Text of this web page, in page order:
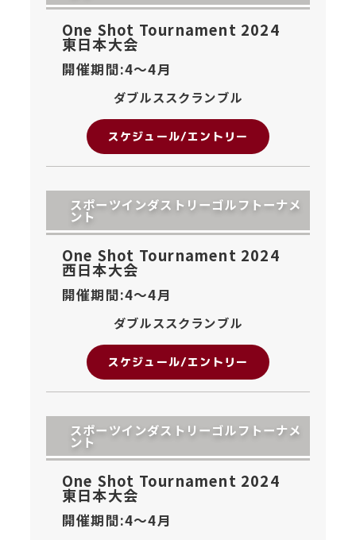
One Shot Tournament 2024
東日本大会
開催期間:4〜4月
ダブルススクランブル
スケジュール/エントリー
スポーツインダストリーゴルフトーナメ
ント
One Shot Tournament 2024
西日本大会
開催期間:4〜4月
ダブルススクランブル
スケジュール/エントリー
スポーツインダストリーゴルフトーナメ
ント
One Shot Tournament 2024
東日本大会
開催期間:4〜4月